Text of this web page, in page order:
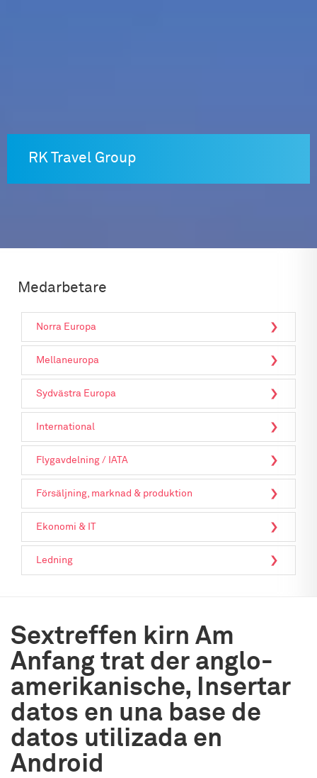
RK Travel Group
Medarbetare
Norra Europa
Mellaneuropa
Sydvästra Europa
International
Flygavdelning / IATA
Försäljning, marknad & produktion
Ekonomi & IT
Ledning
Sextreffen kirn Am
Anfang trat der anglo-
amerikanische, Insertar
datos en una base de
datos utilizada en
Android